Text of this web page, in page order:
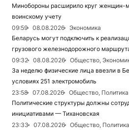
Минобороны расширило круг женщин-
воинскому учету
09:59
08.08.2026
Экономика
Беларусь могут подключить к
грузового железнодорожного
09:32
08.08.2026
Общество,
За неделю физические лица ввезли в
условиях 251 электромобиль
23:58
07.08.2026
Общество, Политика
Политические структуры должны
инициативами — Тихановская
23:33
07.08.2026
Общество, Политика